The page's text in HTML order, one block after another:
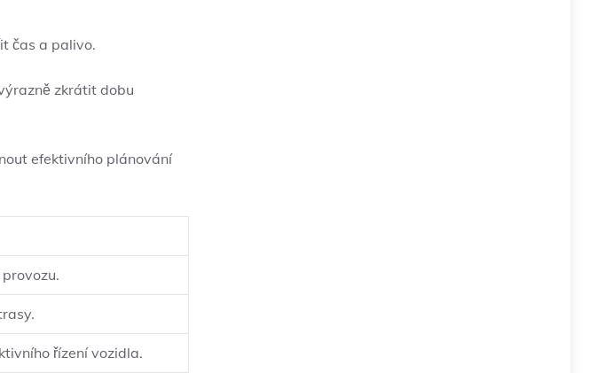
čas a palivo.
zkrátit dobu
efektivního plánování
řízení vozidla.